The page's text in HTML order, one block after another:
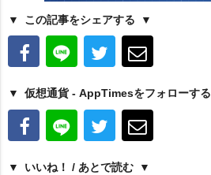
この記事をシェアする
仮想通貨 - AppTimesをフォローする
いいね！ / あとで読む